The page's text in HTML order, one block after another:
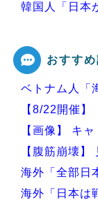
韓国人「日本
Powered by
おすす
ベトナム人「
【8/22開催
【画像】 キ
【腹筋崩壊
海外「全部日
海外「日本は